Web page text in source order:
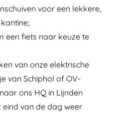
voor een lekkere,
een fiets naar keuze te
van onze elektrische
van Schiphol of OV-
ons HQ in Lijnden
eind van de dag weer